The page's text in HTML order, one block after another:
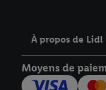
À propos de Lidl
Moyens de